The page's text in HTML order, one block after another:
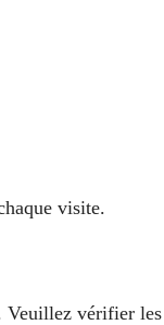
visite.
Veuillez vérifier